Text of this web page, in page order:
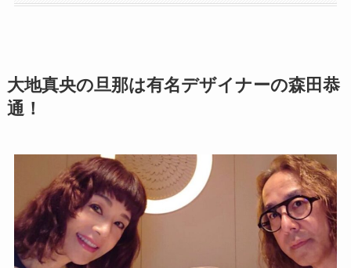
大地真央の旦那は有名デザイナーの森田恭
通！